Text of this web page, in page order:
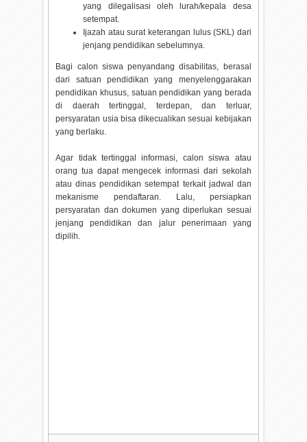
yang dilegalisasi oleh lurah/kepala desa
setempat.
Ijazah atau surat keterangan lulus (SKL) dari
jenjang pendidikan sebelumnya.
Bagi calon siswa penyandang disabilitas, berasal
dari satuan pendidikan yang menyelenggarakan
pendidikan khusus, satuan pendidikan yang berada
di daerah tertinggal, terdepan, dan terluar,
persyaratan usia bisa dikecualikan sesuai kebijakan
yang berlaku.
Agar tidak tertinggal informasi, calon siswa atau
orang tua dapat mengecek informasi dari sekolah
atau dinas pendidikan setempat terkait jadwal dan
mekanisme pendaftaran. Lalu, persiapkan
persyaratan dan dokumen yang diperlukan sesuai
jenjang pendidikan dan jalur penerimaan yang
dipilih.